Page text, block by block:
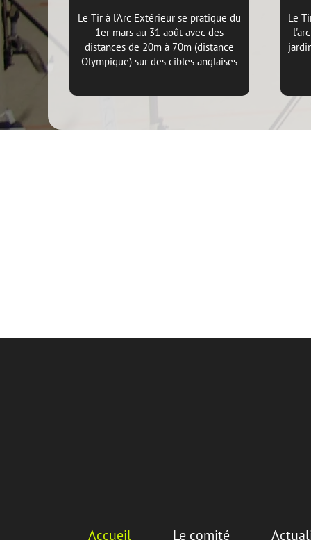
Accueil Le comité
Le
Le Tir à l'Arc Extérieur se pratique du
1er mars au 31 août avec des
distances de 20m à 70m (distance
Olympique) sur des cibles anglaises